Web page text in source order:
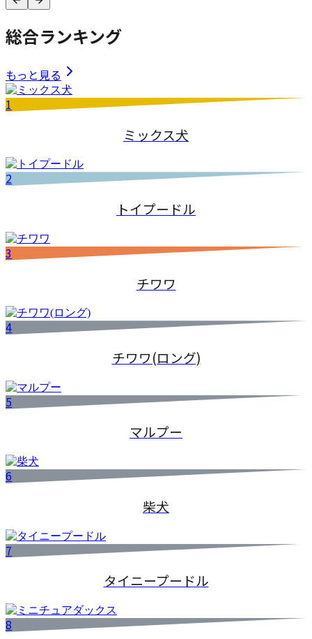
総合ランキング
もっと見る
1
ミックス犬
2
トイプードル
3
チワワ
4
チワワ(ロング)
5
マルプー
6
柴犬
7
タイニープードル
8